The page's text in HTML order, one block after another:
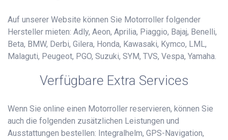
Auf unserer Website können Sie Motorroller folgender
Hersteller mieten: Adly, Aeon, Aprilia, Piaggio, Bajaj, Benelli,
Beta, BMW, Derbi, Gilera, Honda, Kawasaki, Kymco, LML,
Malaguti, Peugeot, PGO, Suzuki, SYM, TVS, Vespa, Yamaha.
Verfügbare Extra Services
Wenn Sie online einen Motorroller reservieren, können Sie
auch die folgenden zusätzlichen Leistungen und
Ausstattungen bestellen: Integralhelm, GPS-Navigation,